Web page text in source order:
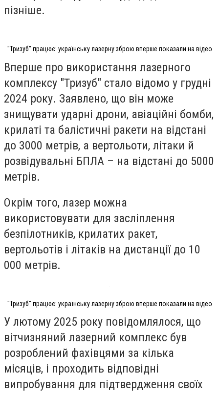
пізніше.
"Тризуб" працює: українську лазерну зброю вперше показали на відео
Вперше про використання лазерного
комплексу "Тризуб" стало відомо у грудні
2024 року. Заявлено, що він може
знищувати ударні дрони, авіаційні бомби,
крилаті та балістичні ракети на відстані
до 3000 метрів, а вертольоти, літаки й
розвідувальні БПЛА – на відстані до 5000
метрів.
Окрім того, лазер можна
використовувати для засліплення
безпілотників, крилатих ракет,
вертольотів і літаків на дистанції до 10
000 метрів.
"Тризуб" працює: українську лазерну зброю вперше показали на відео
У лютому 2025 року повідомлялося, що
вітчизняний лазерний комплекс був
розроблений фахівцями за кілька
місяців, і проходить відповідні
випробування для підтвердження своїх